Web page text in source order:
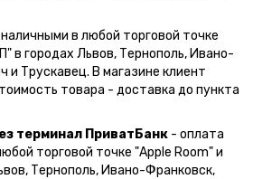
в любой торговой точке
в городах Львов, Тернополь, Ивано-
Трускавец. В магазине клиент
товара - доставка до пункта
терминал ПриватБанк - оплата
торговой точке "Apple Room" и
Тернополь, Ивано-Франковск,